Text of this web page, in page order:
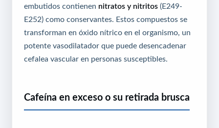
embutidos contienen nitratos y nitritos (E249-
E252) como conservantes. Estos compuestos se
transforman en óxido nítrico en el organismo, un
potente vasodilatador que puede desencadenar
cefalea vascular en personas susceptibles.
Cafeína en exceso o su retirada brusca